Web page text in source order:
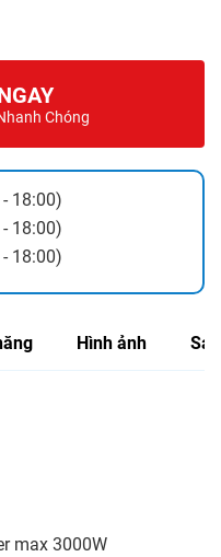
Chóng
18:00)
18:00)
18:00)
Hình ảnh
max 3000W